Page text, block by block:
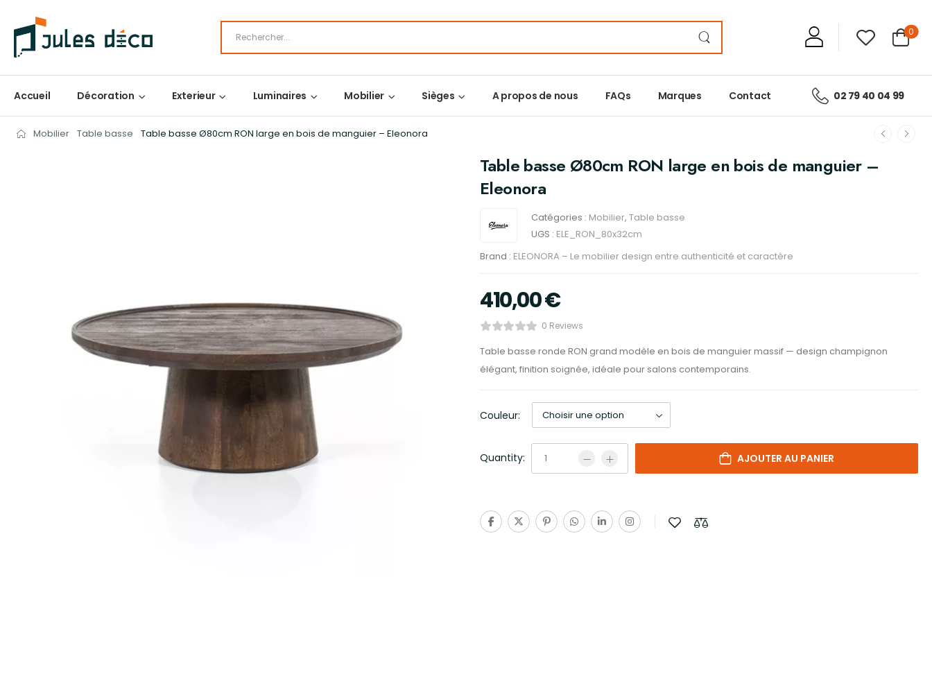
0
Accueil Décoration Exterieur Luminaires Mobilier Sièges A propos de nous FAQs Marques Contact 02 79 40 04 99
Mobilier Table basse Table basse Ø80cm RON large en bois de manguier – Eleonora
Table basse Ø80cm RON large en bois de manguier –
Eleonora
Catégories : Mobilier, Table basse
UGS : ELE_RON_80x32cm
Brand : ELEONORA – Le mobilier design entre authenticité et caractère
410,00€
0 Reviews
Table basse ronde RON grand modèle en bois de manguier massif — design champignon
élégant, finition soignée, idéale pour salons contemporains.
Couleur:
Quantity: AJOUTER AU PANIER